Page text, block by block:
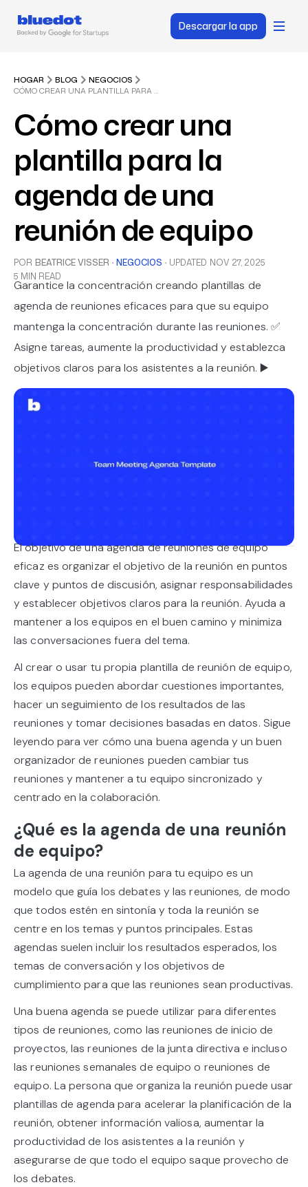
Descargar la app
HOGAR BLOG
NEGOCIOS
CÓMO CREAR UNA PLANTILLA PARA LA AGENDA DE UNA REUNIÓN DE EQUIPO
Cómo crear una
plantilla para la
agenda de una
reunión de equipo
POR BEATRICE VISSER · NEGOCIOS · UPDATED NOV 27, 2025
5 MIN READ
Garantice la concentración creando plantillas de
agenda de reuniones eficaces para que su equipo
mantenga la concentración durante las reuniones. ✅
Asigne tareas, aumente la productividad y establezca
objetivos claros para los asistentes a la reunión. ▶️
El objetivo de una agenda de reuniones de equipo
eficaz es organizar el objetivo de la reunión en puntos
clave y puntos de discusión, asignar responsabilidades
y establecer objetivos claros para la reunión. Ayuda a
mantener a los equipos en el buen camino y minimiza
las conversaciones fuera del tema.
Al crear o usar tu propia plantilla de reunión de equipo,
los equipos pueden abordar cuestiones importantes,
hacer un seguimiento de los resultados de las
reuniones y tomar decisiones basadas en datos. Sigue
leyendo para ver cómo una buena agenda y un buen
organizador de reuniones pueden cambiar tus
reuniones y mantener a tu equipo sincronizado y
centrado en la colaboración.
¿Qué es la agenda de una reunión
de equipo?
La agenda de una reunión para tu equipo es un
modelo que guía los debates y las reuniones, de modo
que todos estén en sintonía y toda la reunión se
centre en los temas y puntos principales. Estas
agendas suelen incluir los resultados esperados, los
temas de conversación y los objetivos de
cumplimiento para que las reuniones sean productivas.
Una buena agenda se puede utilizar para diferentes
tipos de reuniones, como las reuniones de inicio de
proyectos, las reuniones de la junta directiva e incluso
las reuniones semanales de equipo o reuniones de
equipo. La persona que organiza la reunión puede usar
plantillas de agenda para acelerar la planificación de la
reunión, obtener información valiosa, aumentar la
productividad de los asistentes a la reunión y
asegurarse de que todo el equipo saque provecho de
los debates.